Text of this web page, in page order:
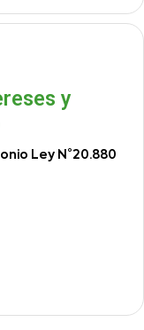
y
Ley N°20.880